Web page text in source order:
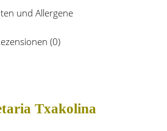
und Allergene
(0)
Txakolina